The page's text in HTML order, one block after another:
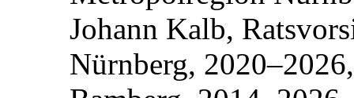
Johann Kalb,
Nürnberg,